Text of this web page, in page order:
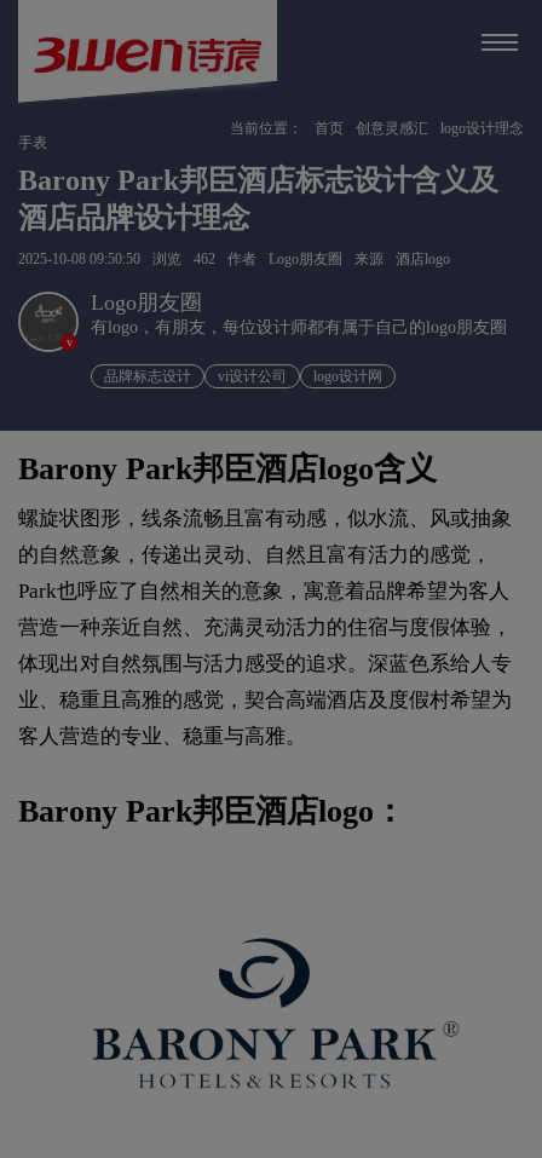
当前位置： 首页 创意灵感汇
logo设计理念
手表
Barony Park邦臣酒店标志设计含义及
酒店品牌设计理念
2025-10-08 09:50:50 浏览 462 作者 Logo朋友圈 来源 酒店logo
v
Logo朋友圈
有logo，有朋友，每位设计师都有属于自己的logo朋友圈
品牌标志设计 vi设计公司 logo设计网
Barony Park邦臣酒店logo含义
螺旋状图形，线条流畅且富有动感，似水流、风或抽象
的自然意象，传递出灵动、自然且富有活力的感觉，
Park也呼应了自然相关的意象，寓意着品牌希望为客人
营造一种亲近自然、充满灵动活力的住宿与度假体验，
体现出对自然氛围与活力感受的追求。深蓝色系给人专
业、稳重且高雅的感觉，契合高端酒店及度假村希望为
客人营造的专业、稳重与高雅。
Barony Park邦臣酒店logo：